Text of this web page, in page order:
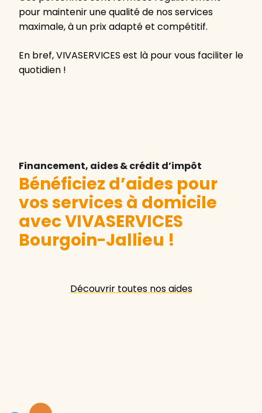
pour maintenir une qualité de nos services
maximale, à un prix adapté et compétitif.
En bref, VIVASERVICES est là pour vous faciliter le
quotidien !
Financement, aides & crédit d’impôt
Bénéficiez d’aides pour
vos services à domicile
avec VIVASERVICES
Bourgoin-Jallieu !
Découvrir toutes nos aides